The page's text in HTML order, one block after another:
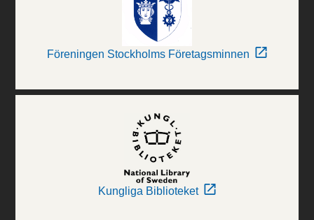
Föreningen Stockholms Företagsminnen
Kungliga Biblioteket